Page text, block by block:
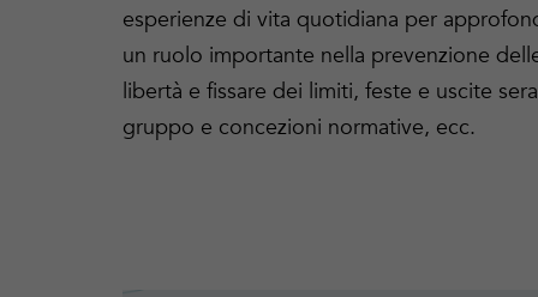
esperienze di vita quotidiana per
un ruolo importante nella prevenzione
libertà e fissare dei limiti, feste e uscite
gruppo e concezioni normative, ecc.